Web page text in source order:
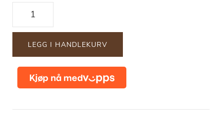
"Kjærlighetsklem"
antall
LEGG I HANDLEKURV